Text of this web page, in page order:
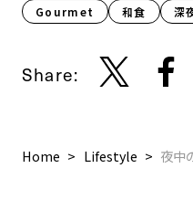
Gourmet 和食 深
Share:
Home Lifestyle 夜中